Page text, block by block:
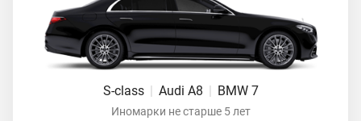
S-class | Audi A8 | BMW 7
Иномарки не старше 5 лет